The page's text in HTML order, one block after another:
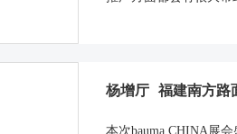
杨增厅 福建南方路
本次bauma CHINA展